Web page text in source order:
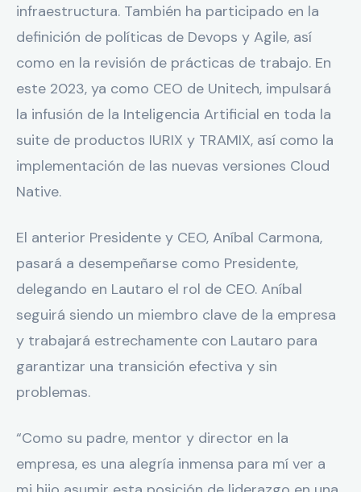
infraestructura. También ha participado en la
definición de políticas de Devops y Agile, así
como en la revisión de prácticas de trabajo. En
este 2023, ya como CEO de Unitech, impulsará
la infusión de la Inteligencia Artificial en toda la
suite de productos IURIX y TRAMIX, así como la
implementación de las nuevas versiones Cloud
Native.
El anterior Presidente y CEO, Aníbal Carmona,
pasará a desempeñarse como Presidente,
delegando en Lautaro el rol de CEO. Aníbal
seguirá siendo un miembro clave de la empresa
y trabajará estrechamente con Lautaro para
garantizar una transición efectiva y sin
problemas.
“Como su padre, mentor y director en la
empresa, es una alegría inmensa para mí ver a